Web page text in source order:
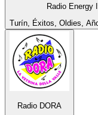
Radio Energy
Turín, Éxitos, Oldies,
Radio DORA